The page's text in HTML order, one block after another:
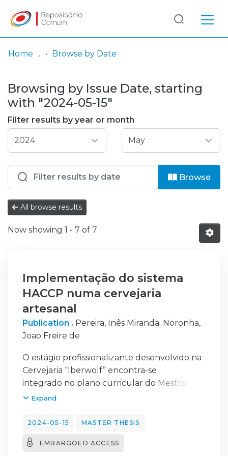
& Collections
Browse repository
Entities
Log
In
(current)
Home Browse by Date
Browsing by Issue Date, starting
with "2024-05-15"
Filter results by year or month
Browse
All browse results
Now showing 1 - 7 of 7
Implementação do sistema
HACCP numa cervejaria
artesanal
Publication . Pereira, Inês Miranda; Noronha,
Joao Freire de
O estágio profissionalizante desenvolvido na
Cervejaria “Iberwolf” encontra-se
integrado no plano curricular do Mestrado
em Engenharia Alimentar lecionado pela
decorrido entre março e setembro de 2023.
produção, distribuição e venda de cerveja,
Expand
2024-05-15 MASTER THESIS
EMBARGOED ACCESS